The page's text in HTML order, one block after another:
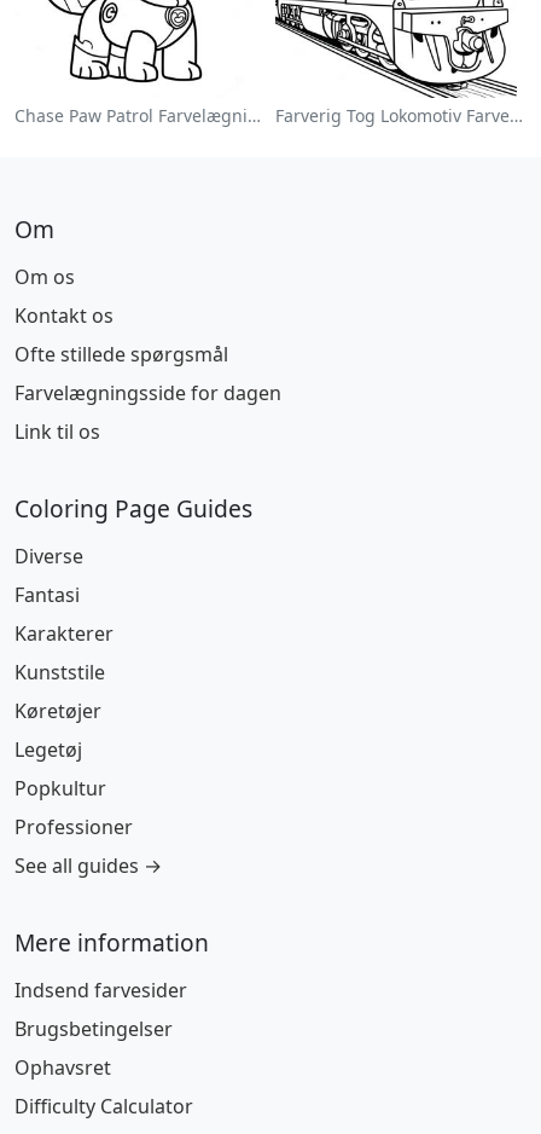
Chase Paw Patrol Farvelægningsside Farverig Tog Lokomotiv Farvelægningsside
Om
Om os
Kontakt os
Ofte stillede spørgsmål
Farvelægningsside for dagen
Link til os
Coloring Page Guides
Diverse
Fantasi
Karakterer
Kunststile
Køretøjer
Legetøj
Popkultur
Professioner
See all guides →
Mere information
Indsend farvesider
Brugsbetingelser
Ophavsret
Difficulty Calculator